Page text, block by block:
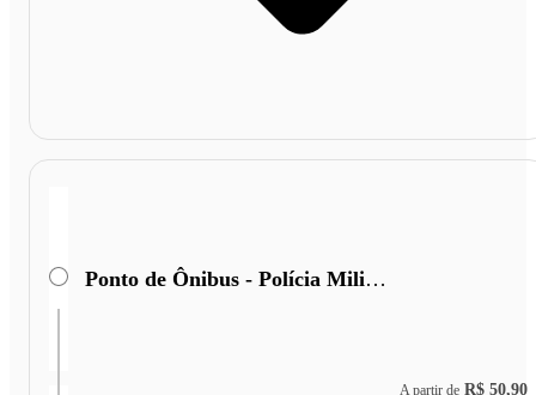
Ponto de Ônibus - Polícia Militar Rodoviária
A partir de R$ 50,90